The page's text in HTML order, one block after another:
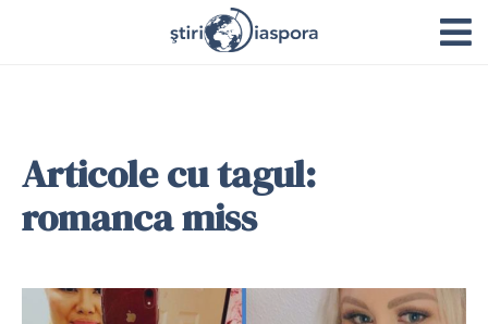
Articole cu tagul:
romanca miss